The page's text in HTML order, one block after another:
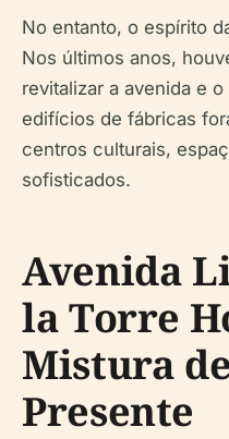
No entanto, o espírito
Nos últimos anos,
revitalizar a avenida e
edifícios de fábricas
centros culturais,
sofisticados.
Avenida
la Torre
Mistura
Presente